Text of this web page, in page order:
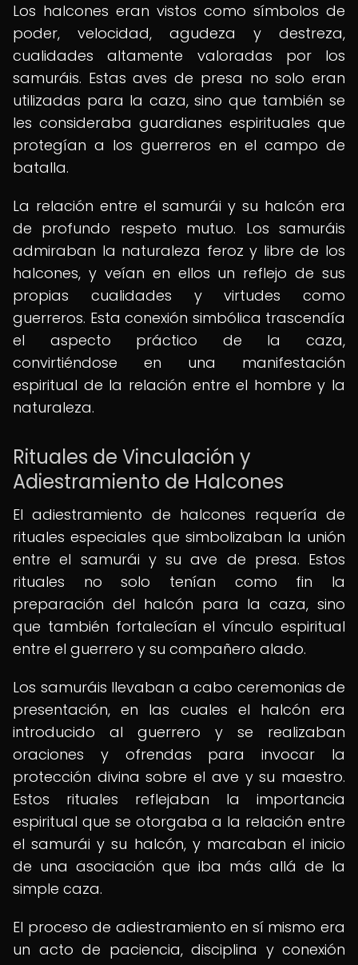
Los halcones eran vistos como símbolos de
poder, velocidad, agudeza y destreza,
cualidades altamente valoradas por los
samuráis. Estas aves de presa no solo eran
utilizadas para la caza, sino que también se
les consideraba guardianes espirituales que
protegían a los guerreros en el campo de
batalla.
La relación entre el samurái y su halcón era
de profundo respeto mutuo. Los samuráis
admiraban la naturaleza feroz y libre de los
halcones, y veían en ellos un reflejo de sus
propias cualidades y virtudes como
guerreros. Esta conexión simbólica trascendía
el aspecto práctico de la caza,
convirtiéndose en una manifestación
espiritual de la relación entre el hombre y la
naturaleza.
Rituales de Vinculación y
Adiestramiento de Halcones
El adiestramiento de halcones requería de
rituales especiales que simbolizaban la unión
entre el samurái y su ave de presa. Estos
rituales no solo tenían como fin la
preparación del halcón para la caza, sino
que también fortalecían el vínculo espiritual
entre el guerrero y su compañero alado.
Los samuráis llevaban a cabo ceremonias de
presentación, en las cuales el halcón era
introducido al guerrero y se realizaban
oraciones y ofrendas para invocar la
protección divina sobre el ave y su maestro.
Estos rituales reflejaban la importancia
espiritual que se otorgaba a la relación entre
el samurái y su halcón, y marcaban el inicio
de una asociación que iba más allá de la
simple caza.
El proceso de adiestramiento en sí mismo era
un acto de paciencia, disciplina y conexión